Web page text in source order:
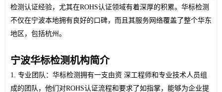
检测认证经验，尤其在ROHS认证领域有着深厚的积累。华标检测
不仅在宁波本地拥有良好的口碑，而且其服务网络覆盖了整个华东
地区，包括杭州。
宁波华标检测机构简介
1. 专业团队：华标检测拥有一支由资 深工程师和专业技术人员组
成的团队，他们对ROHS认证流程和要求了如指掌，能够为企业提